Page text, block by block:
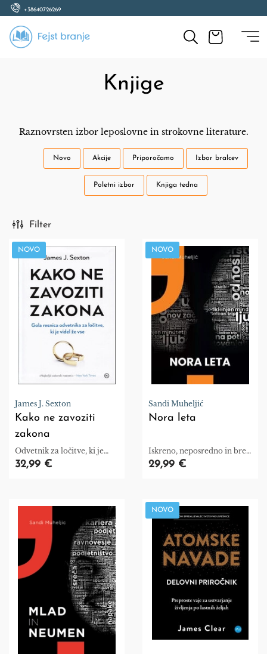
+38640726269
Knjige
Raznovrsten izbor leposlovne in strokovne literature.
Novo Akcije Priporočamo Izbor bralcev
Poletni izbor Knjiga tedna
Filter
NOVO
James J. Sexton
Kako ne zavoziti
zakona
Odvetnik za ločitve, ki je
videl že vse.
32,99 €
NOVO
Sandi Muheljić
Nora leta
Iskreno, neposredno in brez
filtra
29,99 €
NOVO